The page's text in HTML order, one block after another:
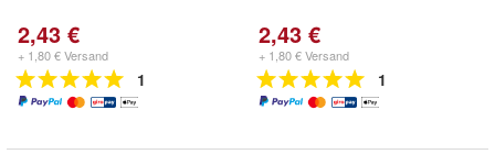
2,43 €
+ 1,80 € Versand
1
2,43 €
+ 1,80 € Versand
1